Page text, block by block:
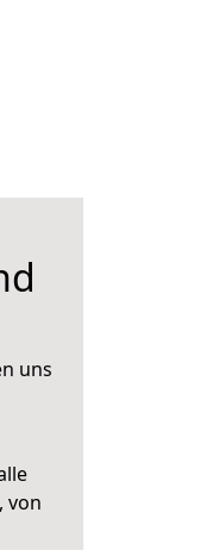
uns
von